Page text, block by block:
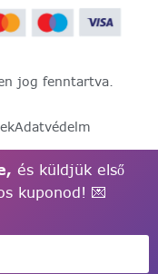
jog fenntartva.
Adatvédelm
és küldjük első
kuponod! 💌